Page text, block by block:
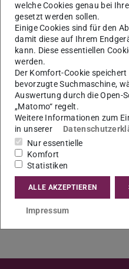
Im Rahmen dieses
Forschung berichten und
mögliche Kooperationen
welche Cookies genau bei
gesetzt werden sollen.
Einige Cookies sind für den
damit diese auf Ihrem
kann. Diese essentiellen
werden.
Der Komfort-Cookie
bevorzugte Suchmaschine,
Auswertung durch die Open-
„Matomo“ regelt.
Weitere Informationen zum
in unserer
Nur essentielle
Komfort
Statistiken
ALLE AKZEPTIEREN
Impressum